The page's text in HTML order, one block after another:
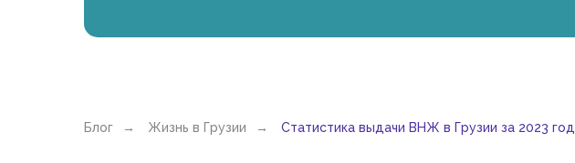
Блог → Жизнь в Грузии → Статистика выдачи ВНЖ в Грузии за 2023 год